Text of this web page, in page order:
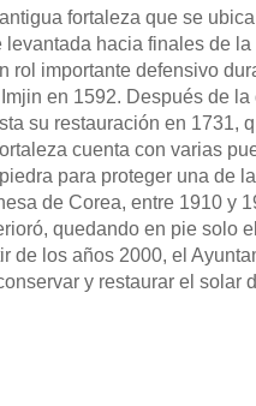
fortaleza que se
levantada hacia finales de
rol importante defensivo
en 1592. Después de
su restauración en 1731,
cuenta con varias
para proteger una de
de Corea, entre 1910 y
quedando en pie solo
de los años 2000, el
y restaurar el solar